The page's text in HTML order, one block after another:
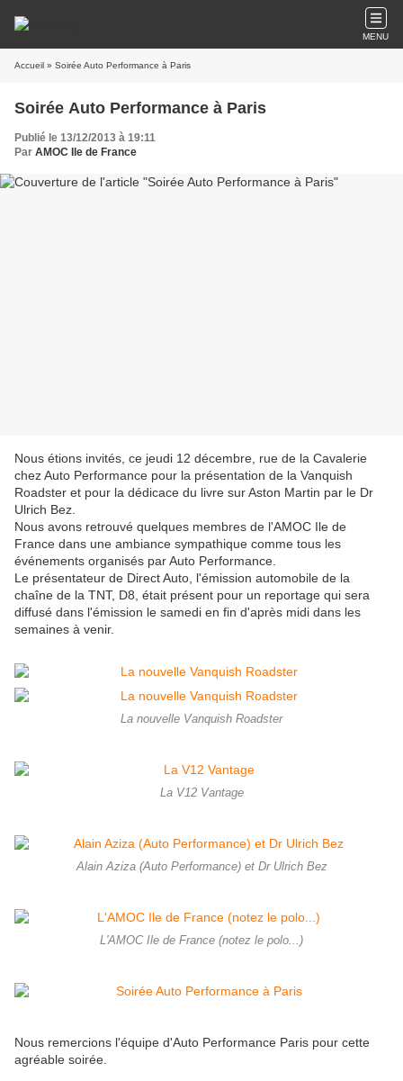
MENU
Accueil » Soirée Auto Performance à Paris
Soirée Auto Performance à Paris
Publié le 13/12/2013 à 19:11
Par AMOC Ile de France
Nous étions invités, ce jeudi 12 décembre, rue de la Cavalerie
chez Auto Performance pour la présentation de la Vanquish
Roadster et pour la dédicace du livre sur Aston Martin par le Dr
Ulrich Bez.
Nous avons retrouvé quelques membres de l'AMOC Ile de
France dans une ambiance sympathique comme tous les
événements organisés par Auto Performance.
Le présentateur de Direct Auto, l'émission automobile de la
chaîne de la TNT, D8, était présent pour un reportage qui sera
diffusé dans l'émission le samedi en fin d'après midi dans les
semaines à venir.
La nouvelle Vanquish Roadster
La V12 Vantage
Alain Aziza (Auto Performance) et Dr Ulrich Bez
L'AMOC Ile de France (notez le polo...)
Nous remercions l'équipe d'Auto Performance Paris pour cette
agréable soirée.